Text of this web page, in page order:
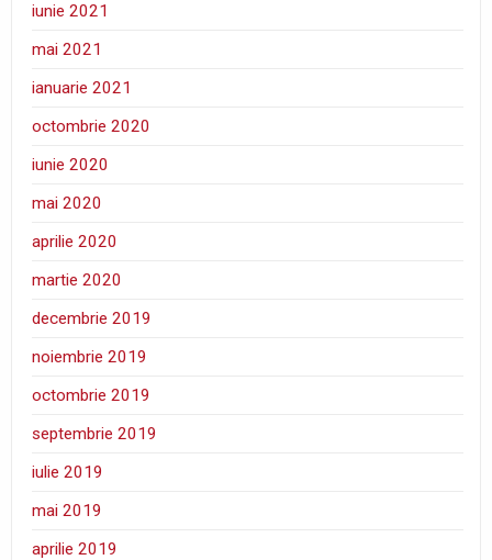
iunie 2021
mai 2021
ianuarie 2021
octombrie 2020
iunie 2020
mai 2020
aprilie 2020
martie 2020
decembrie 2019
noiembrie 2019
octombrie 2019
septembrie 2019
iulie 2019
mai 2019
aprilie 2019